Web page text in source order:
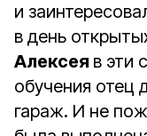
и
в день
Алексея в эти
обучения отец
гараж. И не